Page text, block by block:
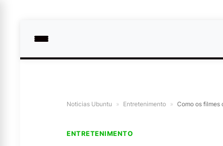
Noticias Ubuntu » Entretenimento » Como os filmes
ENTRETENIMENTO